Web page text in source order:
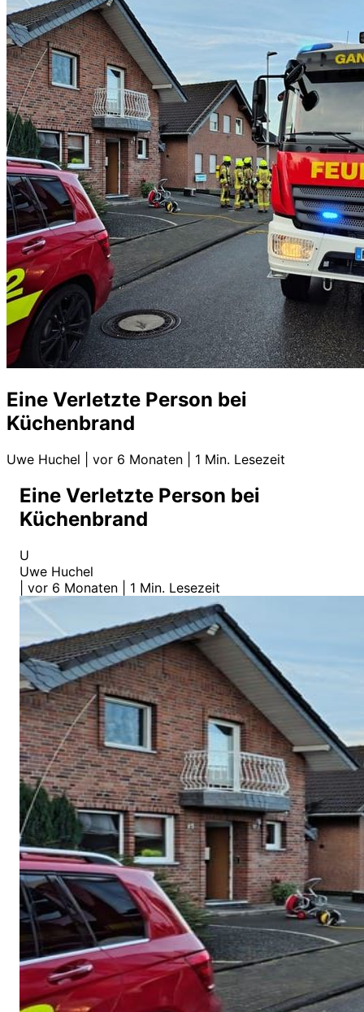
Eine Verletzte Person bei
Küchenbrand
Uwe Huchel vor 6 Monaten 1 Min. Lesezeit
Eine Verletzte Person bei
Küchenbrand
U
Uwe Huchel
vor 6 Monaten 1 Min. Lesezeit